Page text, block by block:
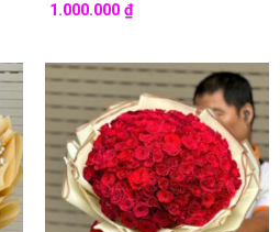
1.000.000₫